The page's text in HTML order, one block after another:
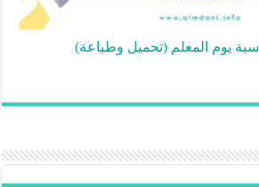
يوم المعلم (تحميل وطباعة)